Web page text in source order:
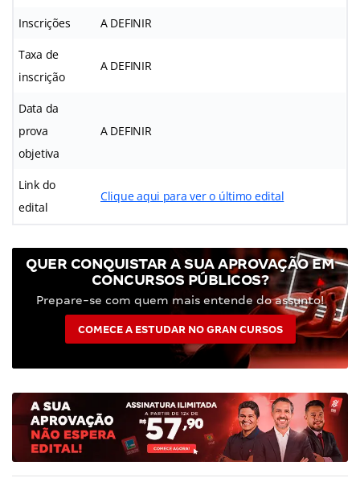
Inscrições A DEFINIR
Taxa de
inscrição
A DEFINIR
Data da
prova
objetiva
A DEFINIR
Link do
edital
Clique aqui para ver o último edital
QUER CONQUISTAR A SUA APROVAÇÃO EM
CONCURSOS PÚBLICOS?
Prepare-se com quem mais entende do assunto!
COMECE A ESTUDAR NO GRAN CURSOS